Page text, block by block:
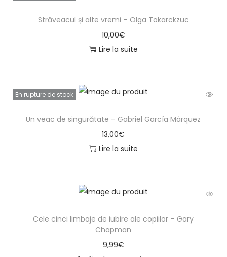
Străveacul și alte vremi – Olga Tokarckzuc
10,00€
Lire la suite
En rupture de stock
Un veac de singurătate – Gabriel García Márquez
13,00€
Lire la suite
Cele cinci limbaje de iubire ale copiilor – Gary
Chapman
9,99€